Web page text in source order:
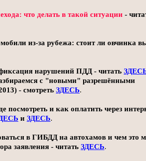
что делать в такой ситуации -
из-за рубежа: стоит ли овчинка
нарушений ПДД - читать
с "новыми" разрешёнными
- смотреть ЗДЕСЬ.
посмотреть и как оплатить через
и ЗДЕСЬ.
в ГИБДД на автохамов и чем это
заявления - читать ЗДЕСЬ.